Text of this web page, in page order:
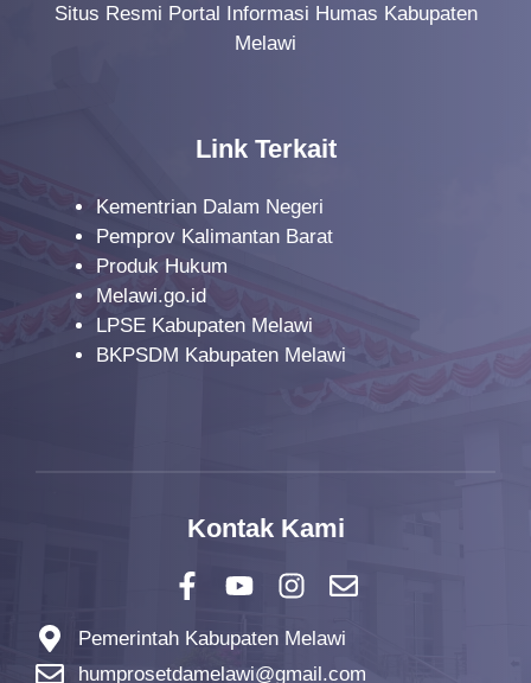
t
Situs Resmi Portal Informasi Humas Kabupaten
Melawi
Link Terkait
Kementrian Dalam Negeri
Pemprov Kalimantan Barat
Produk Hukum
Melawi.go.id
LPSE Kabupaten Melawi
BKPSDM Kabupaten Melawi
Kontak Kami
Pemerintah Kabupaten Melawi
humprosetdamelawi@gmail.com